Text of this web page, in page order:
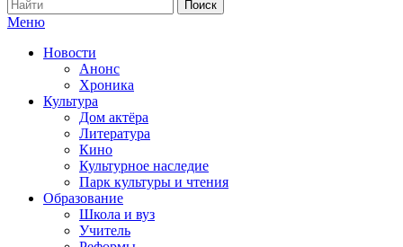
Меню
Новости
Анонс
Хроника
Культура
Дом актёра
Литература
Кино
Культурное наследие
Парк культуры и чтения
Образование
Школа и вуз
Учитель